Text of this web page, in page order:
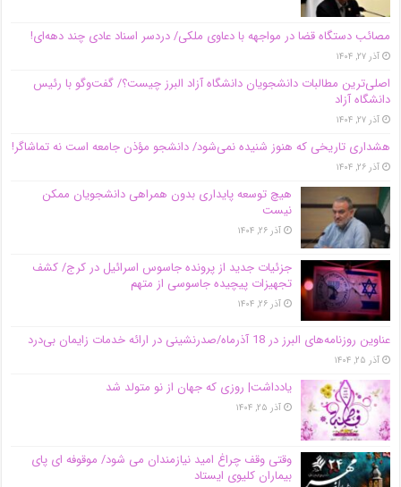
مصائب دستگاه قضا در مواجهه با دعاوی ملکی/ دردسر اسناد عادی چند‌ دهه‌ای!
آذر ۲۷, ۱۴۰۴
اصلی‌ترین مطالبات دانشجویان دانشگاه آزاد البرز چیست؟/ گفت‌وگو با رئیس
دانشگاه آز‌اد
آذر ۲۷, ۱۴۰۴
هشداری تاریخی که هنوز شنیده نمی‌شود/ دانشجو مؤذن جامعه است نه تماشاگر!
آذر ۲۶, ۱۴۰۴
هیچ توسعه پایداری بدون همراهی دانشجویان ممکن
نیست
آذر ۲۶, ۱۴۰۴
جزئیات جدید از پرونده جاسوس اسرائیل در کرج/‌ کشف
تجهیزات پیچیده جاسوسی از متهم
آذر ۲۶, ۱۴۰۴
عناوین روزنامه‌های البرز در ‌18 آذرماه/صدرنشینی در ارائه خدمات زایمان بی‌درد
آذر ۲۵, ۱۴۰۴
یادداشت| روزی که جهان از نو متولد شد
آذر ۲۵, ۱۴۰۴
وقتی وقف چراغ امید نیازمندان می شود/ موقوفه ای پای
بیماران کلیوی ایستاد